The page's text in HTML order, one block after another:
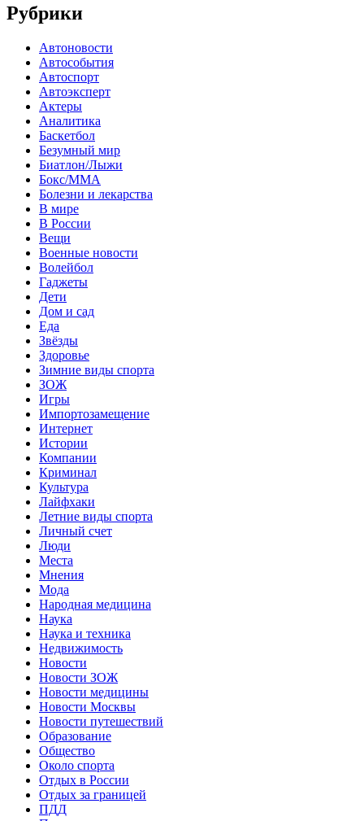
Рубрики
Автоновости
Автособытия
Автоспорт
Автоэксперт
Актеры
Аналитика
Баскетбол
Безумный мир
Биатлон/Лыжи
Бокс/MMA
Болезни и лекарства
В мире
В России
Вещи
Военные новости
Волейбол
Гаджеты
Дети
Дом и сад
Еда
Звёзды
Здоровье
Зимние виды спорта
ЗОЖ
Игры
Импортозамещение
Интернет
Истории
Компании
Криминал
Культура
Лайфхаки
Летние виды спорта
Личный счет
Люди
Места
Мнения
Мода
Народная медицина
Наука
Наука и техника
Недвижимость
Новости
Новости ЗОЖ
Новости медицины
Новости Москвы
Новости путешествий
Образование
Общество
Около спорта
Отдых в России
Отдых за границей
ПДД